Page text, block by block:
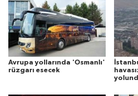
Avrupa yollarında 'Osmanlı'
rüzgarı esecek